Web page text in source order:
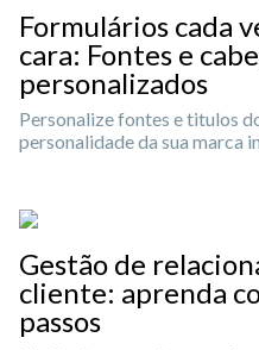
Formulários cada
cara: Fontes e
personalizados
Personalize fontes e titulos
personalidade da sua marca
Gestão de
cliente: aprenda
passos